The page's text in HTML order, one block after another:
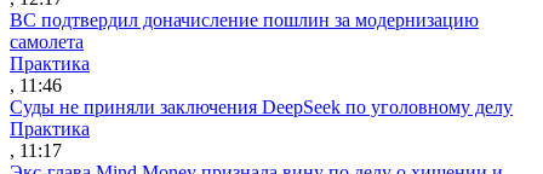
ВС подтвердил доначисление пошлин за модернизацию
самолета
Практика
, 11:46
Суды не приняли заключения DeepSeek по уголовному делу
Практика
, 11:17